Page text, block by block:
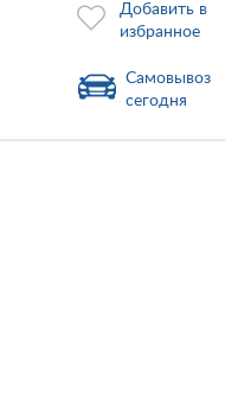
Добавить в
избранное
Самовывоз
сегодня